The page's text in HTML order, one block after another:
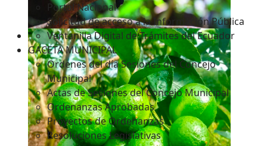
Portal Nacional
Solicitud de acceso a la Información Pública
Ventanilla Digital de Trámites del Ecuador
GACETA MUNICIPAL
Ordenes del día Sesiones del Concejo
Municipal
Actas de Sesiones del Concejo Municipal
Ordenanzas Aprobadas
Proyectos de Ordenanzas
Resoluciones Legislativas